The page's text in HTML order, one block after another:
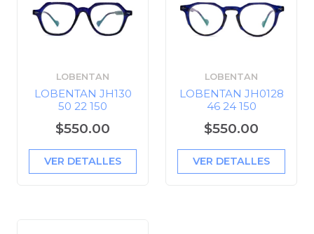
LOBENTAN
LOBENTAN JH130
50 22 150
$550.00
VER DETALLES
LOBENTAN
LOBENTAN JH0128
46 24 150
$550.00
VER DETALLES